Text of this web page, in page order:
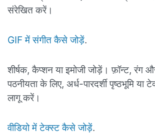
संरेखित करें।
GIF में संगीत कैसे जोड़ें.
शीर्षक, कैप्शन या इमोजी जोड़ें। फ़ॉन्ट, रंग
पठनीयता के लिए, अर्ध-पारदर्शी पृष्ठभूमि
लागू करें।
वीडियो में टेक्स्ट कैसे जोड़ें.